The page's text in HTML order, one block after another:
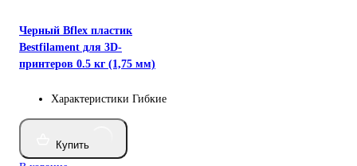
Черный Bflex пластик
Bestfilament для 3D-
принтеров 0.5 кг (1,75 мм)
Характеристики Гибкие
Купить